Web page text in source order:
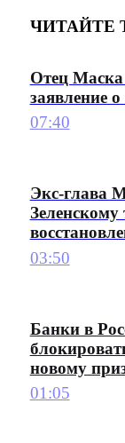
ЧИТАЙТЕ
Отец Маска
заявление
07:40
Экс-глава
Зеленскому
03:50
Банки в
новому
01:05